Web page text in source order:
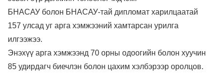
БНАСАУ болон БНАСАУ-тай дипломат харилцаатай
157 улсад уг арга хэмжээний хамтарсан урилга
илгээжээ.
Энэхүү арга хэмжээнд 70 орны одоогийн болон хуучин
85 удирдагч биечлэн болон цахим хэлбэрээр оролцов.